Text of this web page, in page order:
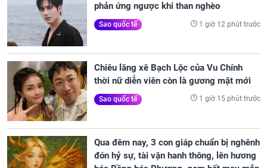
phản ứng ngược khi than nghèo
Sao quốc tế 1 giờ 12 phút trước
Chiêu lăng xê Bạch Lộc của Vu Chính
thời nữ diễn viên còn là gương mặt mới
Sao quốc tế 1 giờ 15 phút trước
Qua đêm nay, 3 con giáp chuẩn bị nghênh
đón hỷ sự, tài vận hanh thông, lên hương